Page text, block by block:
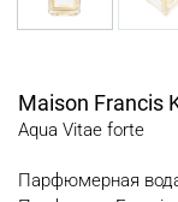
Maison Francis
Aqua Vitae forte
Парфюмерная